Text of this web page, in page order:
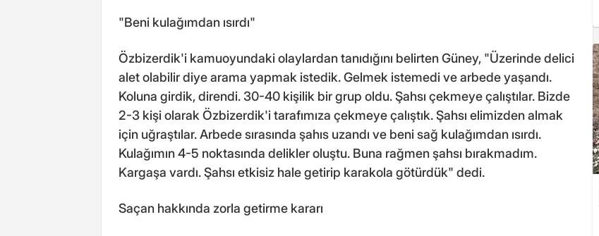
"Beni kulağımdan ısırdı"
Özbizerdik'i kamuoyundaki olaylardan tanıdığını belirten Güney, "Üzerinde delici
alet olabilir diye arama yapmak istedik. Gelmek istemedi ve arbede yaşandı.
Koluna girdik, direndi. 30-40 kişilik bir grup oldu. Şahsı çekmeye çalıştılar. Bizde
2-3 kişi olarak Özbizerdik'i tarafımıza çekmeye çalıştık. Şahsı elimizden almak
için uğraştılar. Arbede sırasında şahıs uzandı ve beni sağ kulağımdan ısırdı.
Kulağımın 4-5 noktasında delikler oluştu. Buna rağmen şahsı bırakmadım.
Kargaşa vardı. Şahsı etkisiz hale getirip karakola götürdük" dedi.
Saçan hakkında zorla getirme kararı